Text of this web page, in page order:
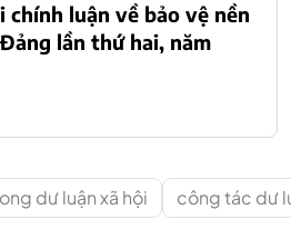
chính luận về bảo vệ nền
lần thứ hai, năm
dư luận xã hội công tác dư